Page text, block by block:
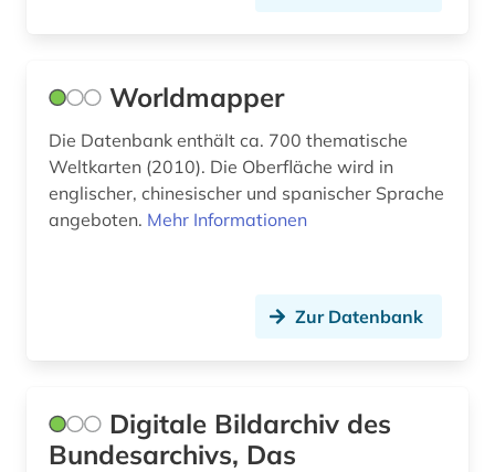
bærum (1)
böhmen (1)
cad (1)
Worldmapper
Die Datenbank enthält ca. 700 thematische
Weltkarten (2010). Die Oberfläche wird in
englischer, chinesischer und spanischer Sprache
angeboten. Mehr Informationen
Zur Datenbank
Digitale Bildarchiv des
Bundesarchivs, Das